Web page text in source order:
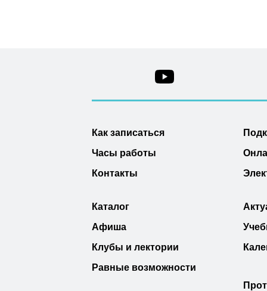
Как записаться
Часы работы
Контакты
Каталог
Афиша
Клубы и лектории
Равные возможности